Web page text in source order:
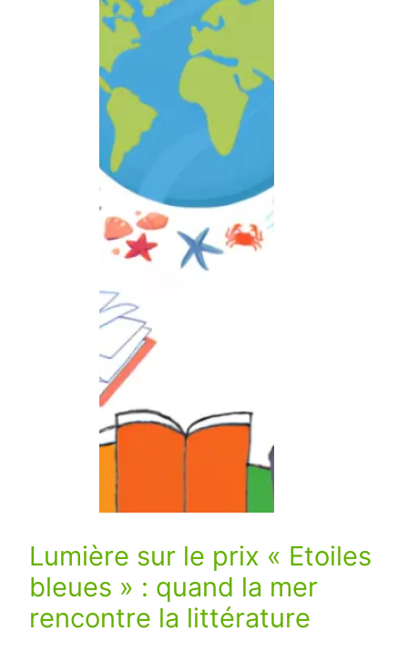
Lumière sur le prix « Etoiles
bleues » : quand la mer
rencontre la littérature